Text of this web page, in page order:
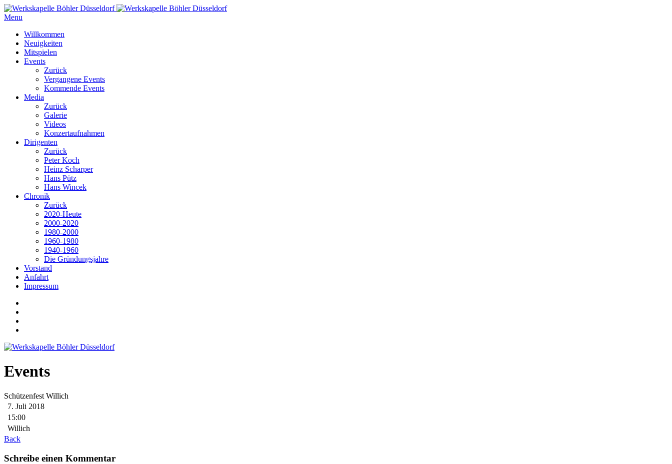
Menu
Willkommen
Neuigkeiten
Mitspielen
Events
Zurück
Vergangene Events
Kommende Events
Media
Zurück
Galerie
Videos
Konzertaufnahmen
Dirigenten
Zurück
Peter Koch
Heinz Scharper
Hans Pütz
Hans Wincek
Chronik
Zurück
2020-Heute
2000-2020
1980-2000
1960-1980
1940-1960
Die Gründungsjahre
Vorstand
Anfahrt
Impressum
Events
Schützenfest Willich
7. Juli 2018
15:00
Willich
Back
Schreibe einen Kommentar